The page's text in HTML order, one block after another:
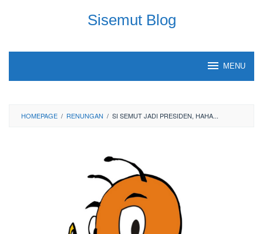
Sisemut Blog
MENU
HOMEPAGE / RENUNGAN / SI SEMUT JADI PRESIDEN, HAHA...